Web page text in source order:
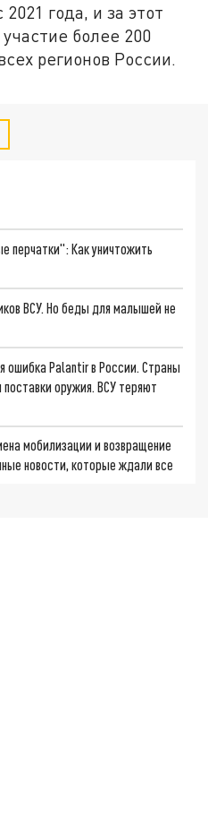
года, и за этот
более 200
регионов России.
перчатки": Как уничтожить
ВСУ. Но беды для малышей не
ошибка Palantir в России. Страны
оружия. ВСУ теряют
мобилизации и возвращение
новости, которые ждали все